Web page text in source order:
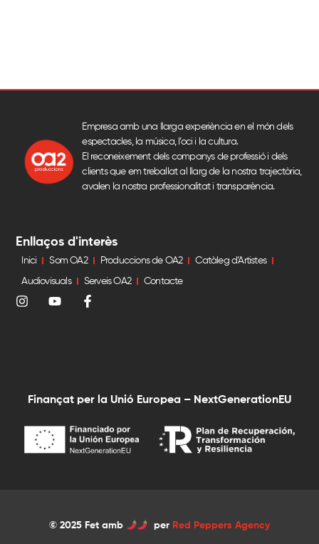
Empresa amb una llarga experiència en el món dels
espectacles, la música, l’oci i la cultura.
El reconeixement dels companys de professió i dels
clients que em treballat al llarg de la nostra trajectòria,
avalen la nostra professionalitat i transparència.
Enllaços d'interès
Inici Som OA2 Produccions de OA2 Catàleg d’Artistes
Audiovisuals Serveis OA2 Contacte
Finançat per la Unió Europea – NextGenerationEU
© 2025 Fet amb per Red Peppers Agency